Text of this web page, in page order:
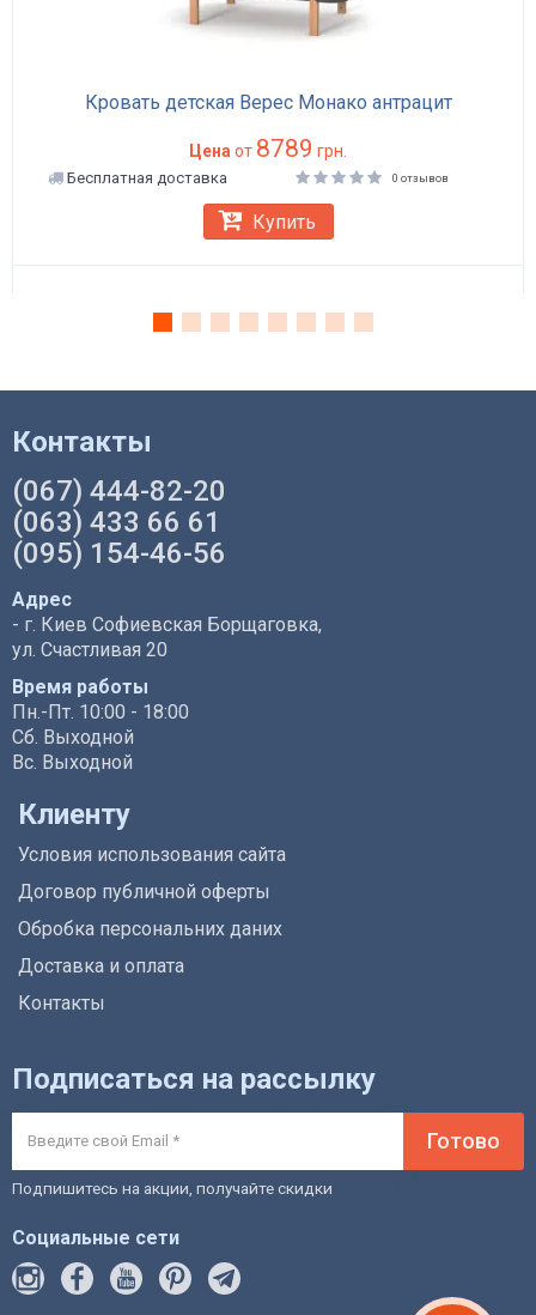
Кровать детская Верес Монако антрацит
Цена от 8789 грн.
Бесплатная доставка 0 отзывов
Купить
Контакты
(067) 444-82-20
(063) 433 66 61
(095) 154-46-56
Адрес
- г. Киев Софиевская Борщаговка,
ул. Счастливая 20
Время работы
Пн.-Пт. 10:00 - 18:00
Сб. Выходной
Вс. Выходной
Клиенту
Условия использования сайта
Договор публичной оферты
Обробка персональних даних
Доставка и оплата
Контакты
Подписаться на рассылку
Готово
Подпишитесь на акции, получайте скидки
Социальные сети